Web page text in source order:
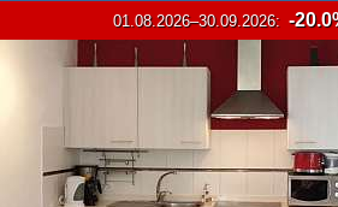
01.08.2026–30.09.2026: -